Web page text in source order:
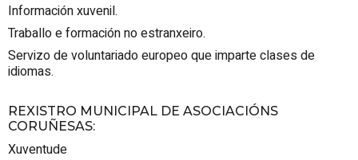
Información xuvenil.
Traballo e formación no estranxeiro.
Servizo de voluntariado europeo que imparte clases de
idiomas.
REXISTRO MUNICIPAL DE ASOCIACIÓNS
CORUÑESAS:
Xuventude